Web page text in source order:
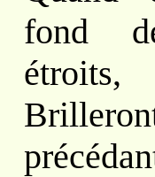
fond
étroits,